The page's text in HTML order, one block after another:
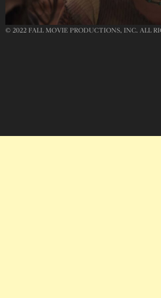
© 2022 FALL MOVIE PRODUCTIONS, INC. ALL